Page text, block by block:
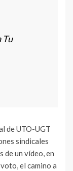
Tu
de UTO-UGT
sindicales
de un vídeo, en
el camino a